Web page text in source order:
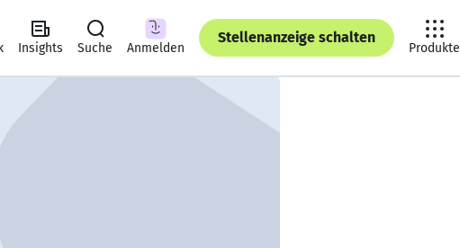
Insights Suche Anmelden
Stellenanzeige schalten
Produkte